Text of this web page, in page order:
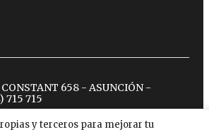
y terceros para mejorar tu
658 - ASUNCIÓN -
715 715